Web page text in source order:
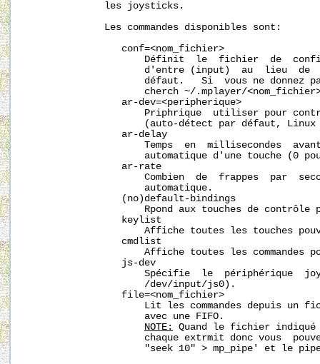
              les joysticks.
              Les commandes disponibles sont:
                 conf=<nom_fichier>
Définit  le  fichier  de
d'entre (input)  au  lieu
défaut.   Si  vous ne donnez
                     cherch
~/.mplayer/
                 ar-dev=<peripherique>
Priphrique  utiliser pour
(auto-détect par défaut, Linux
                 ar-delay
Temps  en  millisecondes
automatique d'une touche (0
                 ar-rate
Combien  de  frappes  par
                     automatique.
                 (no)default-bindings
Rpond aux touches de contrôle
                 keylist
Affiche toutes les touches
                 cmdlist
Affiche toutes les commandes
                 js-dev
Spécifie  le  périphérique
                     /dev/input/js0).
                 file=<nom_fichier>
Lit les commandes depuis un
                     avec une FIFO.
NOTE:
Quand le fichier indiqué
chaque extrmit donc vous
"seek 10" > mp_pipe' et le